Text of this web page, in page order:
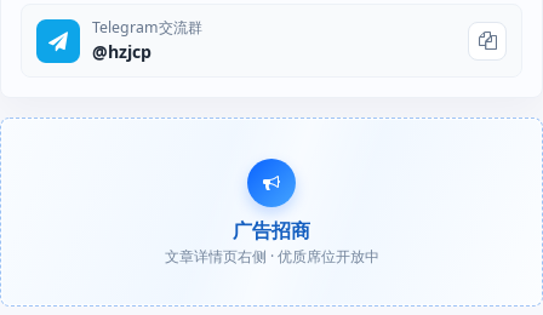
Telegram交流群
@hzjcp
广告招商
文章详情页右侧 · 优质席位开放中